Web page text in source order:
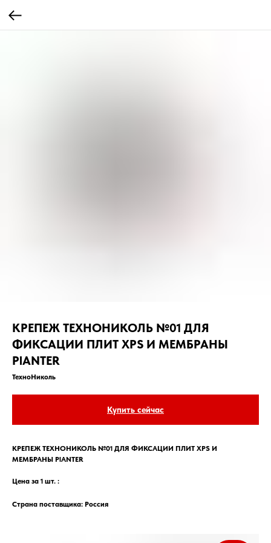
КРЕПЕЖ ТЕХНОНИКОЛЬ №01 ДЛЯ
ФИКСАЦИИ ПЛИТ XPS И МЕМБРАНЫ
PlANTER
ТехноНиколь
Купить сейчас
КРЕПЕЖ ТЕХНОНИКОЛЬ №01 ДЛЯ ФИКСАЦИИ ПЛИТ XPS И
МЕМБРАНЫ PlANTER
Цена за 1 шт. :
Страна поставщика: Россия